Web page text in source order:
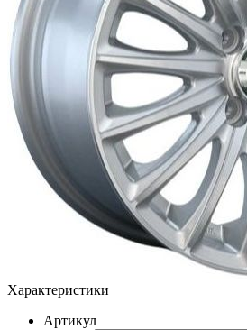
Характеристики
Артикул